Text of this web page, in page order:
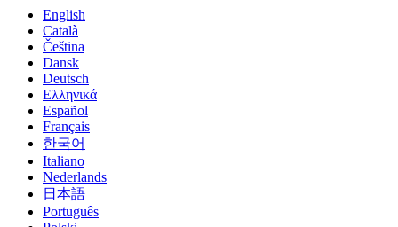
English
Català
Čeština
Dansk
Deutsch
Ελληνικά
Español
Français
한국어
Italiano
Nederlands
日本語
Português